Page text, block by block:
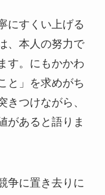
にすくい上げる
、本人の努力で
す。にもかかわ
と」を求めがち
きつけながら、
があると語りま
争に置き去りに